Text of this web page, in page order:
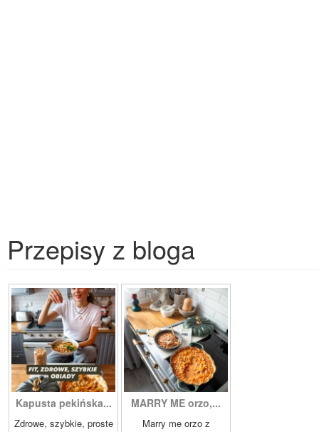
Przepisy z bloga
Kapusta pekińska...
Zdrowe, szybkie, proste
MARRY ME orzo,...
Marry me orzo z